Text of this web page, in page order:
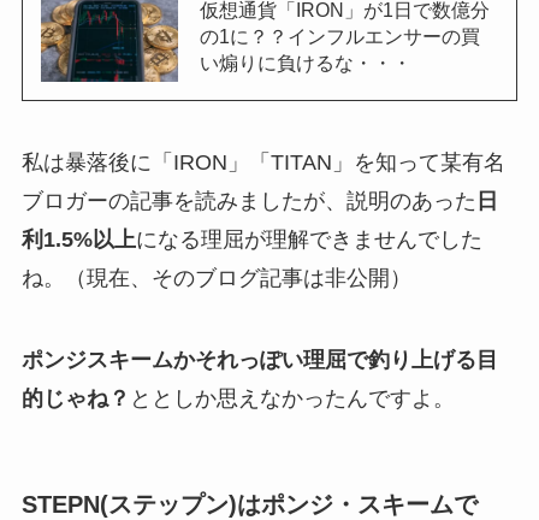
仮想通貨「IRON」が1日で数億分
の1に？？インフルエンサーの買
い煽りに負けるな・・・
私は暴落後に「IRON」「TITAN」を知って某有名
ブロガーの記事を読みましたが、説明のあった 日
利1.5%以上になる理屈が理解できませんでした
ね。（現在、そのブログ記事は非公開）
ポンジスキームかそれっぽい理屈で釣り上げる目
的じゃね？ ととしか思えなかったんですよ。
STEPN(ステップン)はポンジ・スキームで